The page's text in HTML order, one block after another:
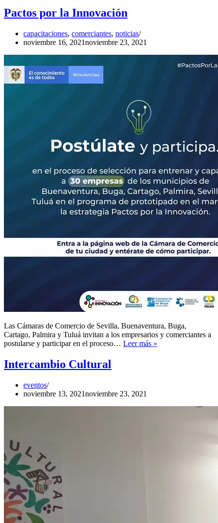
Pactos por la Innovación
capacitaciones, comerciantes, noticias
noviembre 16, 2021noviembre 23, 2021
Las Cámaras de Comercio de Sevilla, Buenaventura, Buga,
Cartago, Palmira y Tuluá invitan a los empresarios y comerciantes a
postularse y participar en el proceso… Leer más »
Intercambio Cultural
eventos
noviembre 13, 2021noviembre 23, 2021